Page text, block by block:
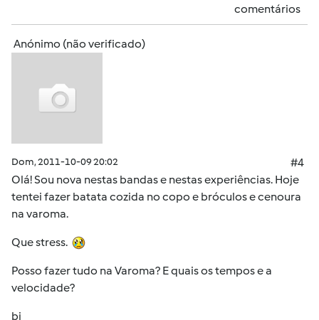
comentários
Anónimo (não verificado)
Dom, 2011-10-09 20:02
#4
Olá! Sou nova nestas bandas e nestas experiências. Hoje
tentei fazer batata cozida no copo e bróculos e cenoura
na varoma.
Que stress.
Posso fazer tudo na Varoma? E quais os tempos e a
velocidade?
bj